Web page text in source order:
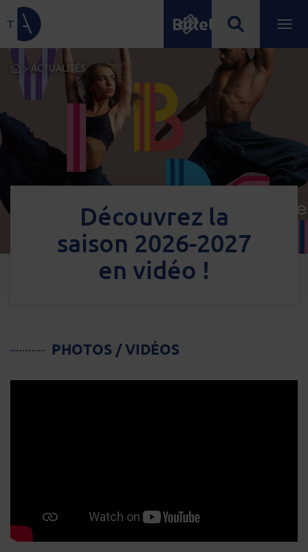
Lien de retour à la page d'accueil Billetterie
Menu principal
ACCUEIL
> ACTUALITÉS
Découvrez la
saison 2026-2027
en vidéo !
PHOTOS / VIDÉOS